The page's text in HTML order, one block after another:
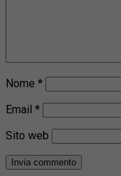
Nome *
Email *
Sito web